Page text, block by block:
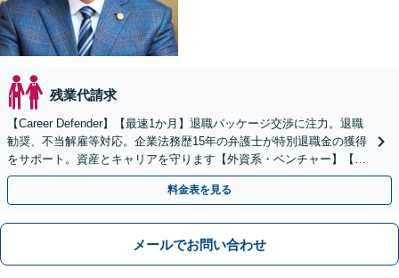
残業代請求
【Career Defender】【最速1か月】退職パッケージ交渉に注力。退職
勧奨、不当解雇等対応。企業法務歴15年の弁護士が特別退職金の獲得
をサポート。資産とキャリアを守ります【外資系・ベンチャー】【初
回面談無料】【オンライン完結】
料金表を見る
メールでお問い合わせ